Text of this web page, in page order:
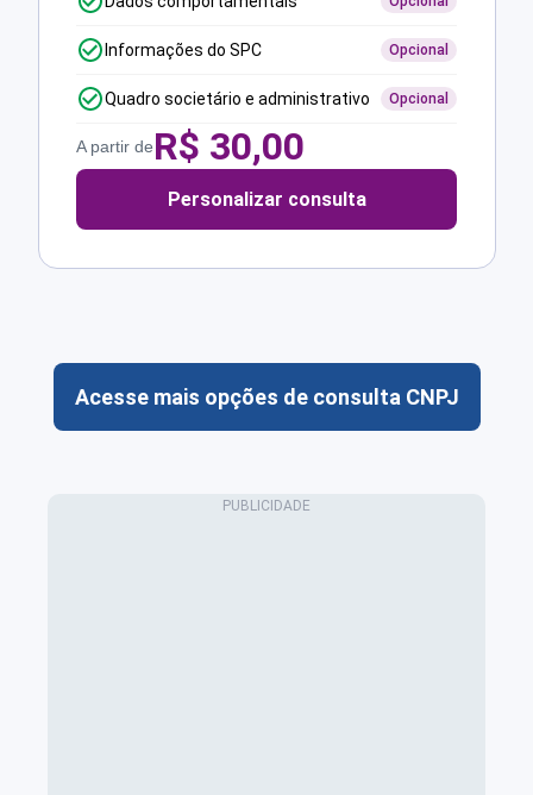
Informações do SPC Opcional
Quadro societário e administrativo Opcional
A partir deR$ 30,00
Personalizar consulta
Acesse mais opções de consulta CNPJ